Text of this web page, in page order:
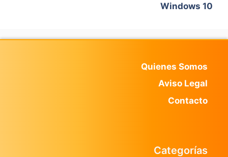
Windows 10
Quienes Somos
Aviso Legal
Contacto
Categorías